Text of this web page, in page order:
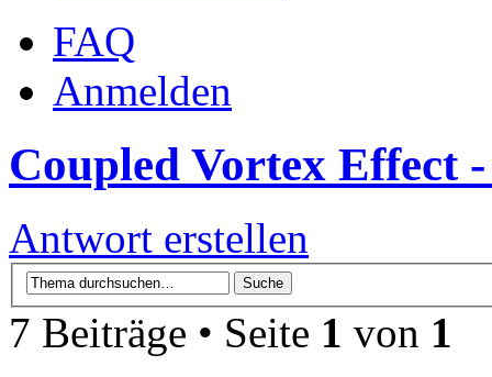
FAQ
Anmelden
Coupled Vortex Effect
Antwort erstellen
7 Beiträge • Seite 1 von 1